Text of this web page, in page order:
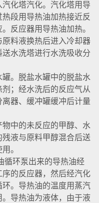
化塔汽化。汽化塔用导
段用导热油加热接近反
反应器用导热油加热。
料液换热后进入冷却器
水洗塔进行水洗吸收分
。脱盐水罐中的脱盐水
；经水洗后的反应气从
器、缓冲罐缓冲后计量
中的未反应的甲醇、水
液与原料甲醇混合后送
。
循环泵出来的导热油经
的反应器，然后经汽化
。导热油的温度用蒸汽
导热油为液体，由于液